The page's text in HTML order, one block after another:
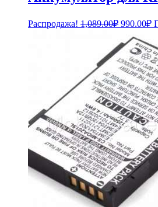
Распродажа! 1,089.00₽
составляла
990.00₽